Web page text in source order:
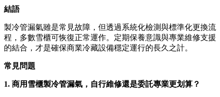
結語
製冷管漏氣雖是常見故障，但透過系統化檢測與標準化更換流
程，多數雪櫃可恢復正常運作。定期保養意識與專業維修支援
的結合，才是確保商業冷藏設備穩定運行的長久之計。
常見問題
1. 商用雪櫃製冷管漏氣，自行維修還是委託專業更划算？